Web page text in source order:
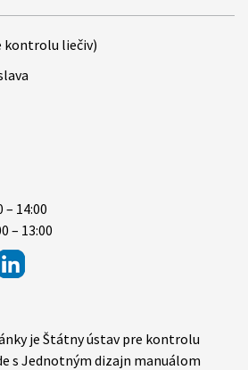
kontrolu liečiv)
14:00
– 13:00
je Štátny ústav pre kontrolu
s Jednotným dizajn manuálom